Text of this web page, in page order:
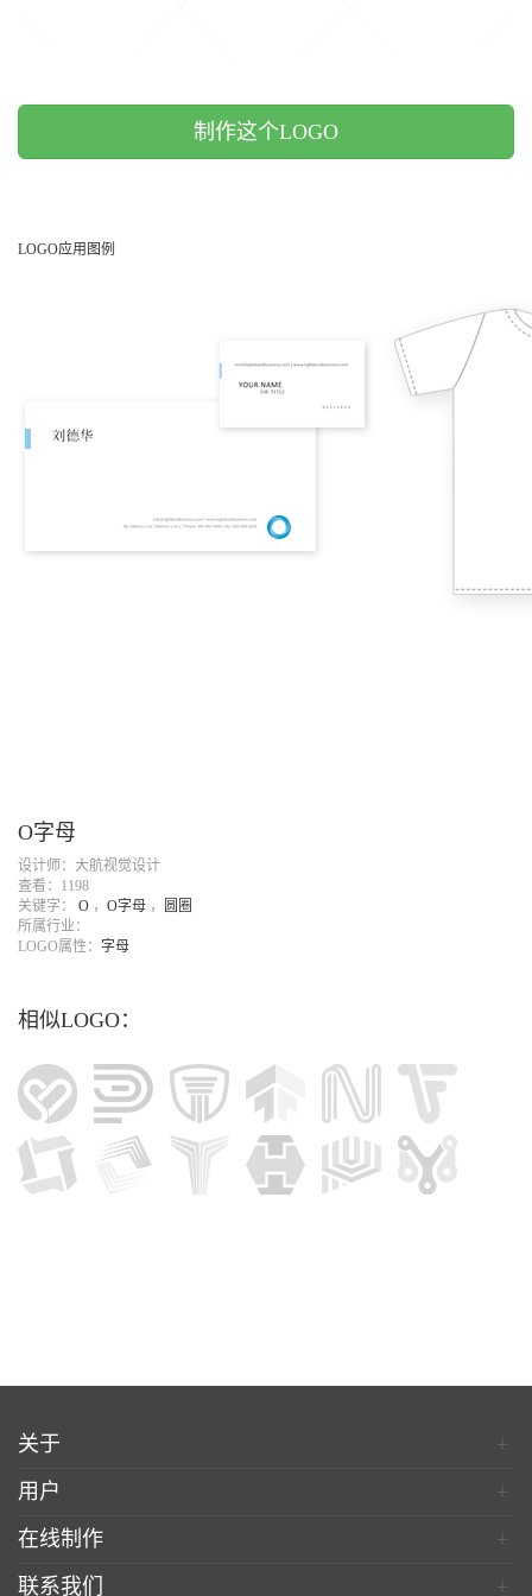
制作这个LOGO
LOGO应用图例
O字母
设计师：大航视觉设计
查看：1198
关键字： O ， O字母 ，
圆圈
所属行业：
LOGO属性： 字母
相似LOGO：
关于
+
用户
+
在线制作
+
联系我们
+